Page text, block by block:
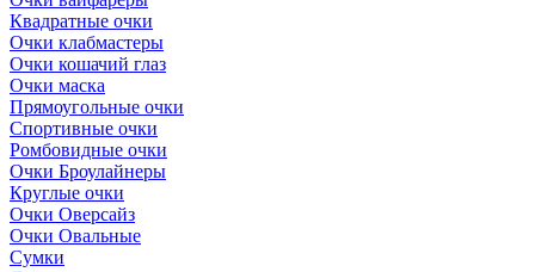
Квадратные очки
Очки клабмастеры
Очки кошачий глаз
Очки маска
Прямоугольные очки
Спортивные очки
Ромбовидные очки
Очки Броулайнеры
Круглые очки
Очки Оверсайз
Очки Овальные
Сумки